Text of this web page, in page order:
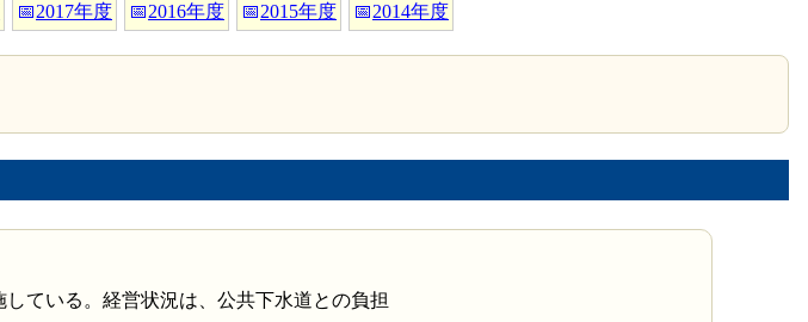
📅2017年度 📅2016年度 📅2015年度 📅2014年度
ている。経営状況は、公共下水道との負担